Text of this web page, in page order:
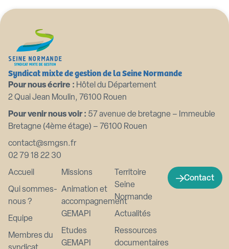
Syndicat mixte de gestion de la Seine Normande
Pour nous écrire : Hôtel du Département
2 Quai Jean Moulin, 76100 Rouen
Pour venir nous voir : 57 avenue de bretagne – Immeuble
Bretagne (4ème étage) – 76100 Rouen
contact@smgsn.fr
02 79 18 22 30
Accueil
Qui sommes-
nous ?
Equipe
Membres du
Missions
Animation et
accompagnement
GEMAPI
Etudes
GEMAPI
Territoire
Seine
Normande
Actualités
Ressources
documentaires
Contact